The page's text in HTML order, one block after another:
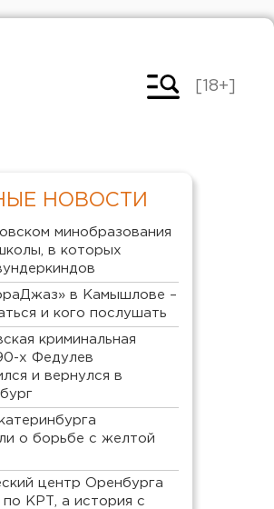
[18+]
НОВОСТИ
минобразования
в которых
в Камышлове –
и кого послушать
криминальная
х Федулев
и вернулся в
о борьбе с желтой
центр Оренбурга
по КРТ, а история с